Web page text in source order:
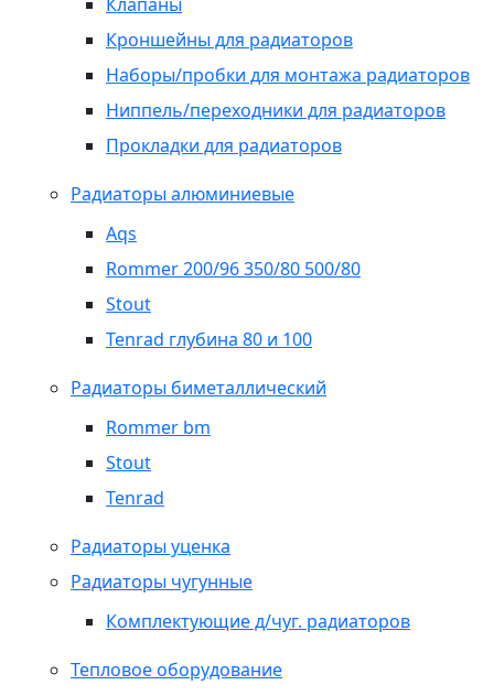
Кроншейны для радиаторов
Наборы/пробки для монтажа радиаторов
Ниппель/переходники для радиаторов
Прокладки для радиаторов
Радиаторы алюминиевые
Aqs
Rommer 200/96 350/80 500/80
Stout
Tenrad глубина 80 и 100
Радиаторы биметаллический
Rommer bm
Stout
Tenrad
Радиаторы уценка
Радиаторы чугунные
Комплектующие д/чуг. радиаторов
Тепловое оборудование